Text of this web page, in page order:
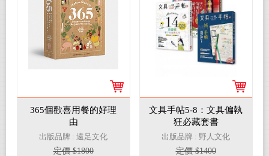
365個歡喜用餐的好理
由
出版品牌 : 遠足文化
定價 $1800
文具手帖5-8：文具偏執
狂必藏套書
出版品牌 : 野人文化
定價 $1400